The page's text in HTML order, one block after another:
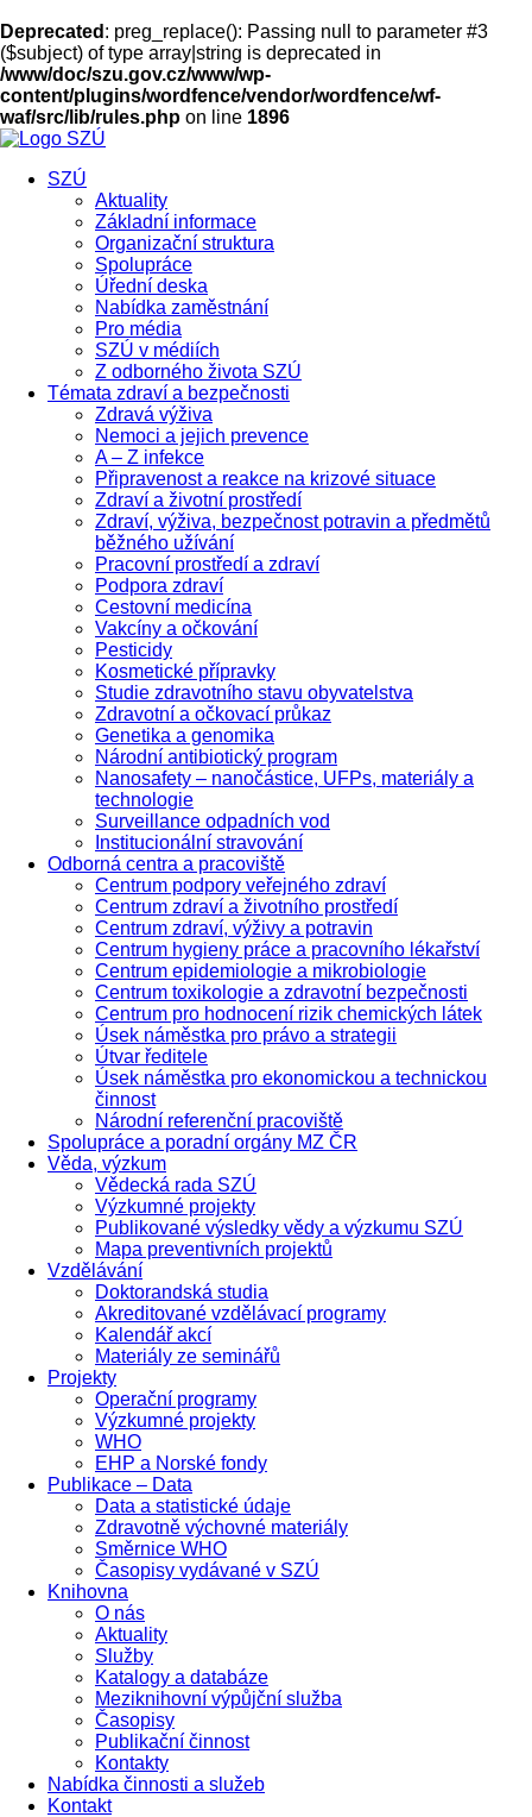
Deprecated : preg_replace(): Passing null to parameter #3
($subject) of type array|string is deprecated in
/www/doc/szu.gov.cz/www/wp-
content/plugins/wordfence/vendor/wordfence/wf-
waf/src/lib/rules.php on line 1896
SZÚ
Aktuality
Základní informace
Organizační struktura
Spolupráce
Úřední deska
Nabídka zaměstnání
Pro média
SZÚ v médiích
Z odborného života SZÚ
Témata zdraví a bezpečnosti
Zdravá výživa
Nemoci a jejich prevence
A – Z infekce
Připravenost a reakce na krizové situace
Zdraví a životní prostředí
Zdraví, výživa, bezpečnost potravin a předmětů
běžného užívání
Pracovní prostředí a zdraví
Podpora zdraví
Cestovní medicína
Vakcíny a očkování
Pesticidy
Kosmetické přípravky
Studie zdravotního stavu obyvatelstva
Zdravotní a očkovací průkaz
Genetika a genomika
Národní antibiotický program
Nanosafety – nanočástice, UFPs, materiály a
technologie
Surveillance odpadních vod
Institucionální stravování
Odborná centra a pracoviště
Centrum podpory veřejného zdraví
Centrum zdraví a životního prostředí
Centrum zdraví, výživy a potravin
Centrum hygieny práce a pracovního lékařství
Centrum epidemiologie a mikrobiologie
Centrum toxikologie a zdravotní bezpečnosti
Centrum pro hodnocení rizik chemických látek
Úsek náměstka pro právo a strategii
Útvar ředitele
Úsek náměstka pro ekonomickou a technickou
činnost
Národní referenční pracoviště
Spolupráce a poradní orgány MZ ČR
Věda, výzkum
Vědecká rada SZÚ
Výzkumné projekty
Publikované výsledky vědy a výzkumu SZÚ
Mapa preventivních projektů
Vzdělávání
Doktorandská studia
Akreditované vzdělávací programy
Kalendář akcí
Materiály ze seminářů
Projekty
Operační programy
Výzkumné projekty
WHO
EHP a Norské fondy
Publikace – Data
Data a statistické údaje
Zdravotně výchovné materiály
Směrnice WHO
Časopisy vydávané v SZÚ
Knihovna
O nás
Aktuality
Služby
Katalogy a databáze
Meziknihovní výpůjční služba
Časopisy
Publikační činnost
Kontakty
Nabídka činnosti a služeb
Kontakt